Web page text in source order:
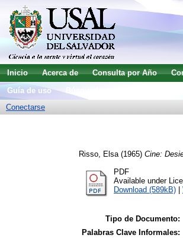
Inicio Acerca de Consulta por Año
Guía de uso
Conectarse
Risso, Elsa (1965) Cine:
PDF
Available under
Download (589kB)
Tipo de Documento:
Palabras Clave Informales: